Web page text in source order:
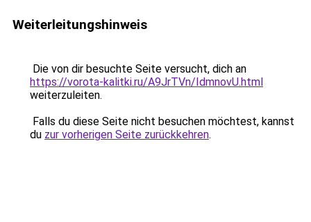
Weiterleitungshinweis
Die von dir besuchte Seite versucht, dich an
https://vorota-kalitki.ru/A9JrTVn/IdmnovU.html
weiterzuleiten.
Falls du diese Seite nicht besuchen möchtest, kannst
du zur vorherigen Seite zurückkehren.